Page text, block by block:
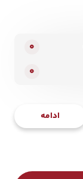
0
0
ادامه